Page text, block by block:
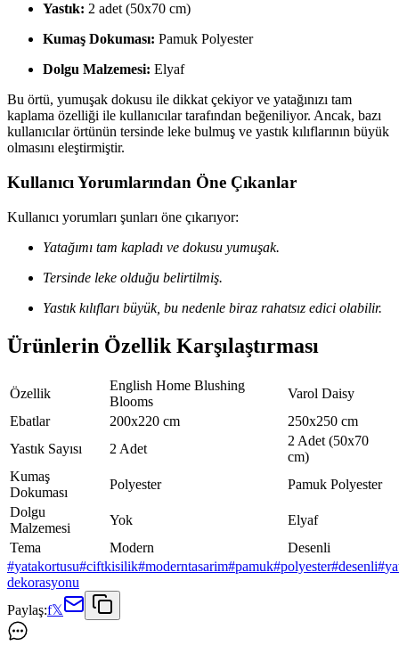
Yastık: 2 adet (50x70 cm)
Kumaş Dokuması: Pamuk Polyester
Dolgu Malzemesi: Elyaf
Bu örtü, yumuşak dokusu ile dikkat çekiyor ve yatağınızı tam
kaplama özelliği ile kullanıcılar tarafından beğeniliyor. Ancak, bazı
kullanıcılar örtünün tersinde leke bulmuş ve yastık kılıflarının büyük
olmasını eleştirmiştir.
Kullanıcı Yorumlarından Öne Çıkanlar
Kullanıcı yorumları şunları öne çıkarıyor:
Yatağımı tam kapladı ve dokusu yumuşak.
Tersinde leke olduğu belirtilmiş.
Yastık kılıfları büyük, bu nedenle biraz rahatsız edici olabilir.
Ürünlerin Özellik Karşılaştırması
Özellik
English Home Blushing
Blooms
Varol Daisy
Ebatlar
200x220 cm
250x250 cm
Yastık Sayısı
2 Adet
2 Adet (50x70
cm)
Kumaş
Dokuması
Polyester
Pamuk Polyester
Dolgu
Malzemesi
Yok
Elyaf
Tema
Modern
Desenli
#yatakortusu#ciftkisilik#moderntasarim#pamuk#polyester#desenli#
dekorasyonu
Paylaş:f𝕏